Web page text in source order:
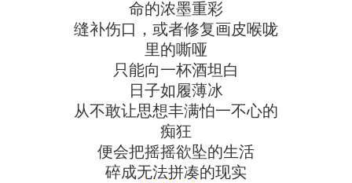
命的浓墨重彩
缝补伤口，或者修复画皮喉咙
里的嘶哑
只能向一杯酒坦白
日子如履薄冰
从不敢让思想丰满怕一不心的
痴狂
便会把摇摇欲坠的生活
碎成无法拼凑的现实